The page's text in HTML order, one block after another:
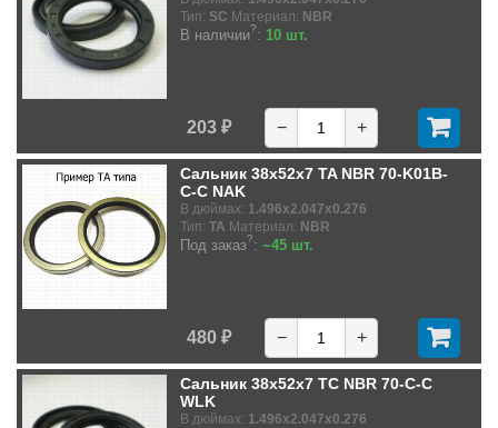
Тип: SC Материал: NBR
В наличии?: 10 шт.
203 ₽ − +
Сальник 38x52x7 TA NBR 70-K01B-
C-C NAK
В дюймах: 1.496x2.047x0.276
Тип: TA Материал: NBR
Под заказ?: ~45 шт.
480 ₽ − +
Сальник 38x52x7 TC NBR 70-C-C
WLK
В дюймах: 1.496x2.047x0.276